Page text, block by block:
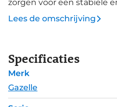
zorgen voor een stabiele
Je ervaart extra comfort
telescoop voorvork en de
uitstraling versterkt. De
maakt het mogelijk om je
te passen. De Ultimate C5+ is uitgerust met een
Bosch Performance Line
Lees de omschrijving
Specificaties
Merk
Gazelle